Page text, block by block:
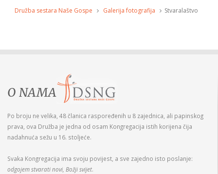
Družba sestara Naše Gospe Galerija fotografija Stvaralaštvo
O NAMA
Po broju ne velika, 48 članica raspoređenih u 8 zajednica, ali papinskog
prava, ova Družba je jedna od osam Kongregacija istih korijena čija
nadahnuća sežu u 16. stoljeće.
Svaka Kongregacija ima svoju povijest, a sve zajedno isto poslanje:
odgojem stvarati novi, Božji svijet.